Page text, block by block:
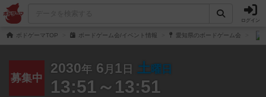
ログイン
ボドゲーマTOP ボードゲーム会/イベント情報 愛知県のボードゲーム会
募集中
2030年 6 月 1 日 土曜日
13:51～13:51